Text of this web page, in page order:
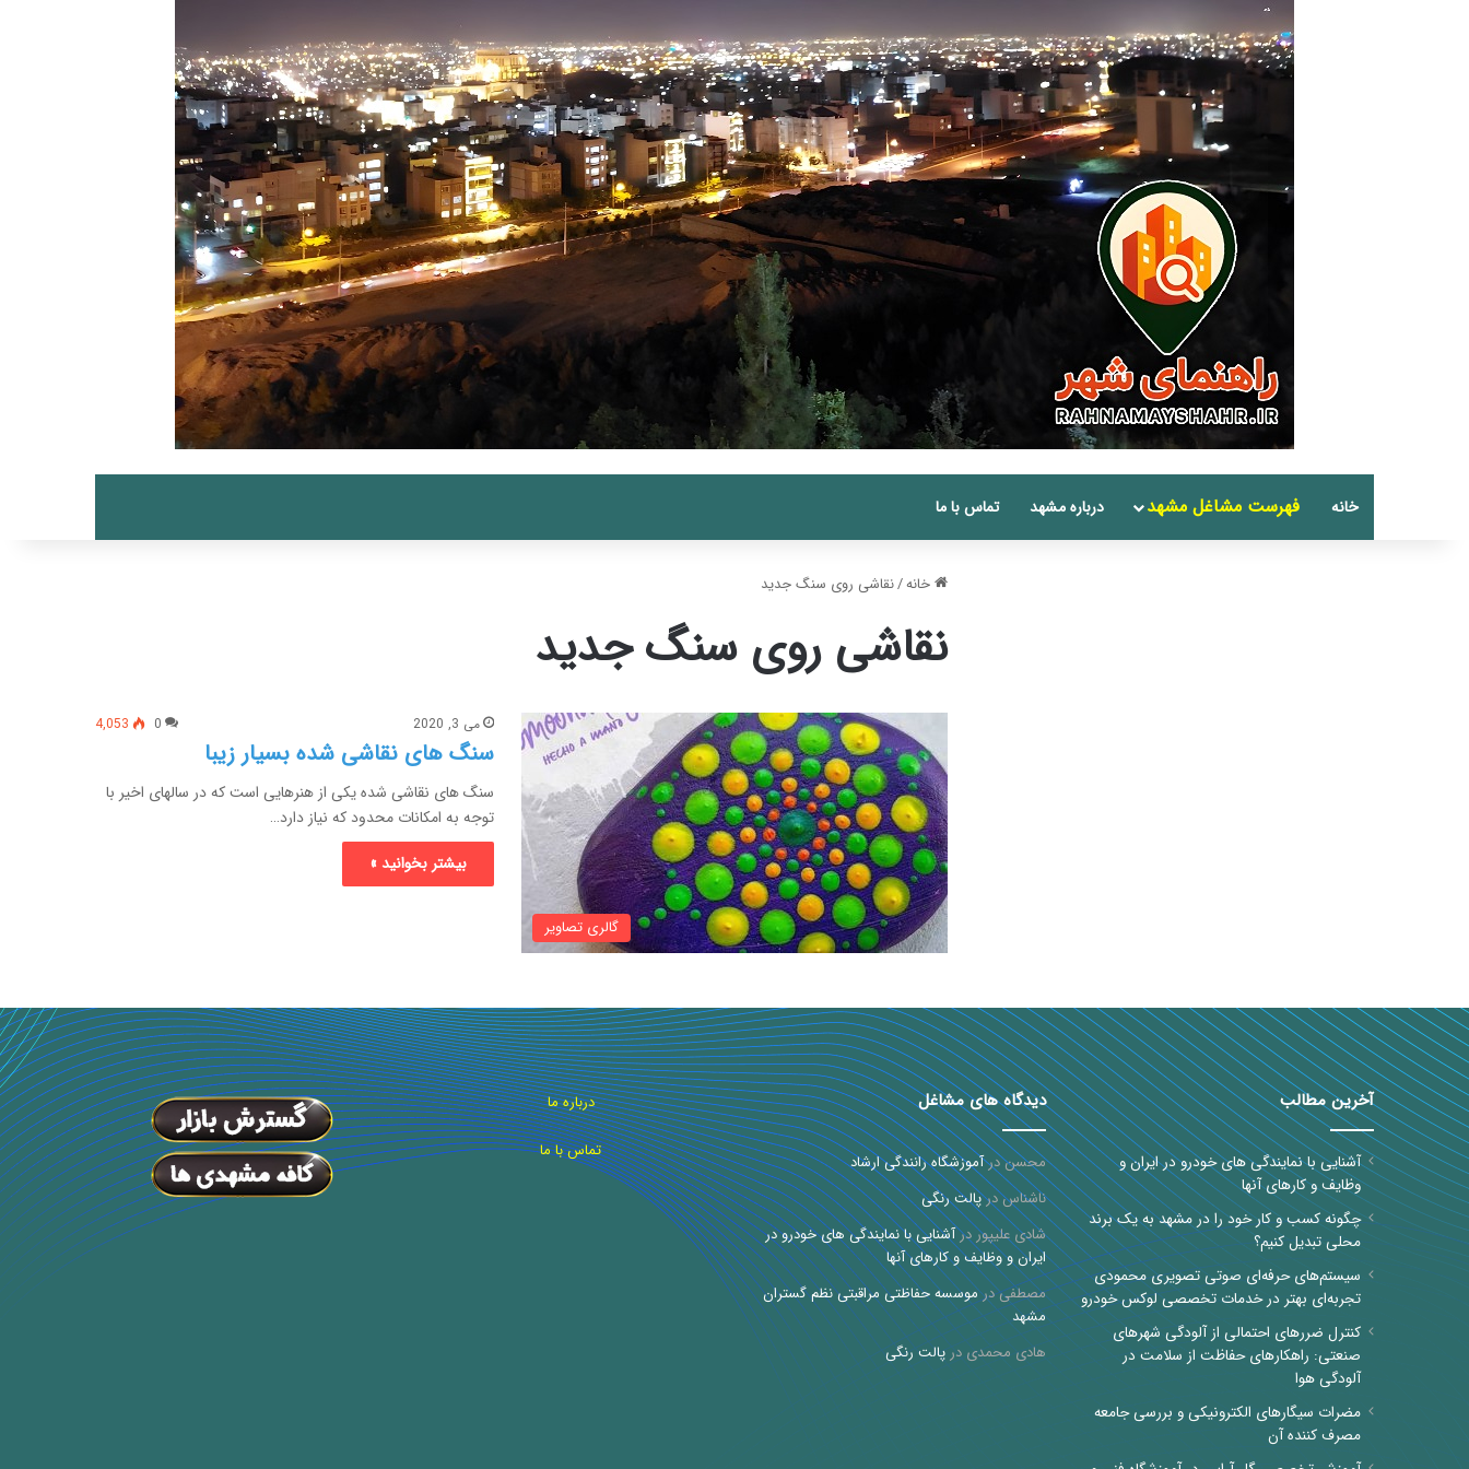
خانه فهرست مشاغل مشهد درباره مشهد تماس با ما
خانه/نقاشی روی سنگ جدید
نقاشی روی سنگ جدید
گالری تصاویر
می 3, 2020 0
4,053
سنگ های نقاشی شده بسیار زیبا
سنگ های نقاشی شده یکی از هنرهایی است که در سالهای اخیر با
توجه به امکانات محدود که نیاز دارد…
بیشتر بخوانید »
آخرین مطالب
آشنایی با نمایندگی های خودرو در ایران و
وظایف و کارهای آنها
چگونه کسب و کار خود را در مشهد به یک برند
محلی تبدیل کنیم؟
سیستم‌های حرفه‌ای صوتی تصویری محمودی
تجربه‌ای بهتر در خدمات تخصصی لوکس خودرو
کنترل ضررهای احتمالی از آلودگی شهرهای
صنعتی: راهکارهای حفاظت از سلامت در
آلودگی هوا
مضرات سیگارهای الکترونیکی و بررسی جامعه
مصرف کننده آن
دیدگاه های مشاغل
محسندرآموزشگاه رانندگی ارشاد
ناشناسدرپالت رنگی
شادی علیپوردرآشنایی با نمایندگی های خودرو در
ایران و وظایف و کارهای آنها
مصطفیدرموسسه حفاظتی مراقبتی نظم گستران
مشهد
هادی محمدی در پالت رنگی
درباره ما
تماس با ما